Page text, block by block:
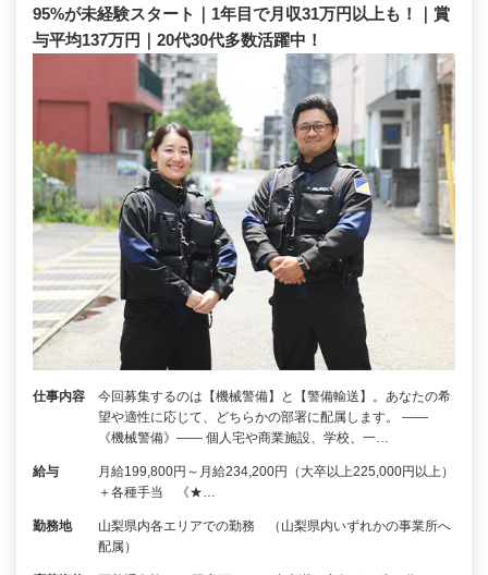
95%が未経験スタート｜1年目で月収31万円以上も！｜賞
与平均137万円｜20代30代多数活躍中！
仕事内容
今回募集するのは【機械警備】と【警備輸送】。あなたの希
望や適性に応じて、どちらかの部署に配属します。 ――
《機械警備》―― 個人宅や商業施設、学校、一…
給与
月給199,800円～月給234,200円（大卒以上225,000円以上）
＋各種手当 《★…
勤務地
山梨県内各エリアでの勤務 （山梨県内いずれかの事業所へ
配属）